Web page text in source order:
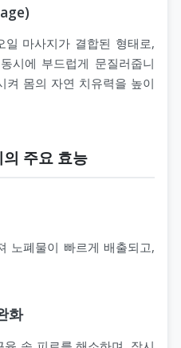
마사지가 결합된 형태로,
시에 부드럽게 문질러줍니
켜 몸의 자연 치유력을 높이
주요 효능
노폐물이 빠르게 배출되고,
화